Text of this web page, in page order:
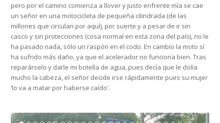
pero por el camino comienza a llover y justo enfrente mía se cae
un señor en una motocicleta de pequeña cilindrada (de las
millones que circulan por aquí), por suerte y a pesar de ir sin
casco y sin protecciones (cosa normal en esta zona del país), no le
ha pasado nada, sólo un raspón en el codo. En cambio la moto sí
ha sufrido más daño, ya que el acelerador no funciona bien. Tras
reparárselo y darle mi botella de agua, pues decía que le dolía
mucho la cabeza, el señor decide irse rápidamente pues su mujer
‘lo va a matar por haberse caído’.